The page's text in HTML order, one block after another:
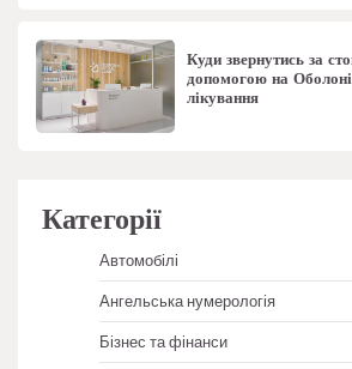
Куди звернутись за
допомогою на
лікування
Категорії
Автомобілі
Ангельська нумерологія
Бізнес та фінанси